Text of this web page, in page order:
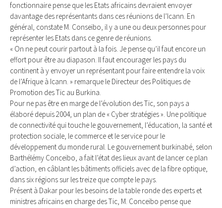
fonctionnaire pense que les Etats africains devraient envoyer
davantage des représentants dans ces réunions de l’Icann. En
général, constate M. Conseibo, il y a une ou deux personnes pour
représenter les Etats dans ce genre de réunions.
« On ne peut courir partout à la fois. Je pense qu’il faut encore un
effort pour être au diapason. Il faut encourager les pays du
continent à y envoyer un représentant pour faire entendre la voix
de l’Afrique à Icann. » remarque le Directeur des Politiques de
Promotion des Tic au Burkina.
Pour ne pas être en marge de l’évolution des Tic, son pays a
élaboré depuis 2004, un plan de « Cyber stratégies ». Une politique
de connectivité qui touche le gouvernement, l’éducation, la santé et
protection sociale, le commerce et le service pour le
développement du monde rural. Le gouvernement burkinabé, selon
Barthélémy Conceibo, a fait l’état des lieux avant de lancer ce plan
d’action, en câblant les bâtiments officiels avec de la fibre optique,
dans six régions sur les treize que compte le pays.
Présent à Dakar pour les besoins de la table ronde des experts et
ministres africains en charge des Tic, M. Conceibo pense que